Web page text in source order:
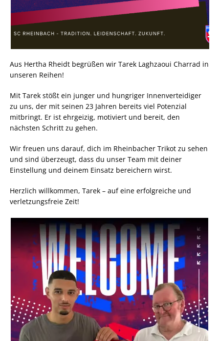
Aus Hertha Rheidt begrüßen wir Tarek Laghzaoui Charrad in
unseren Reihen!
Mit Tarek stößt ein junger und hungriger Innenverteidiger
zu uns, der mit seinen 23 Jahren bereits viel Potenzial
mitbringt. Er ist ehrgeizig, motiviert und bereit, den
nächsten Schritt zu gehen.
Wir freuen uns darauf, dich im Rheinbacher Trikot zu sehen
und sind überzeugt, dass du unser Team mit deiner
Einstellung und deinem Einsatz bereichern wirst.
Herzlich willkommen, Tarek – auf eine erfolgreiche und
verletzungsfreie Zeit!